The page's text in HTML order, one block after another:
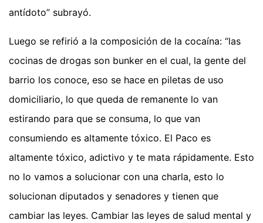
antídoto” subrayó.
Luego se refirió a la composición de la cocaína: “las
cocinas de drogas son bunker en el cual, la gente del
barrio los conoce, eso se hace en piletas de uso
domiciliario, lo que queda de remanente lo van
estirando para que se consuma, lo que van
consumiendo es altamente tóxico. El Paco es
altamente tóxico, adictivo y te mata rápidamente. Esto
no lo vamos a solucionar con una charla, esto lo
solucionan diputados y senadores y tienen que
cambiar las leyes. Cambiar las leyes de salud mental y